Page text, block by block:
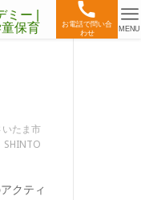
お電話で問い合
わせ
MENU
たま市
SHINTO
クティ